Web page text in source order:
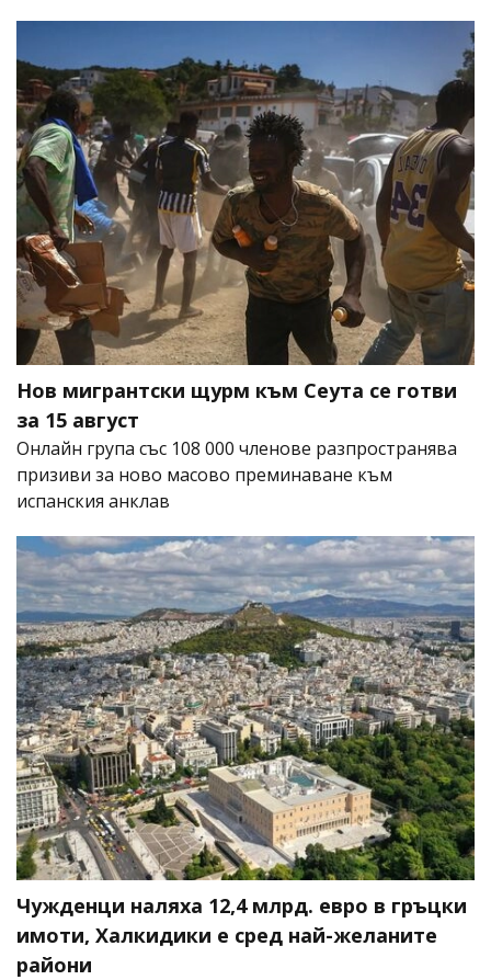
Нов мигрантски щурм към Сеута се готви
за 15 август
Онлайн група със 108 000 членове разпространява
призиви за ново масово преминаване към
испанския анклав
Чужденци наляха 12,4 млрд. евро в гръцки
имоти, Халкидики е сред най-желаните
райони